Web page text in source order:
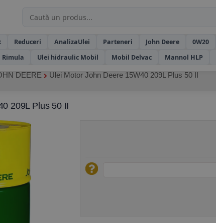
Reduceri AnalizaUlei Parteneri John Deere 0W20
Rimula Ulei hidraulic Mobil Mobil Delvac Mannol HLP
DEERE Ulei Motor John Deere 15W40 209L Plus 50 II
209L Plus 50 II